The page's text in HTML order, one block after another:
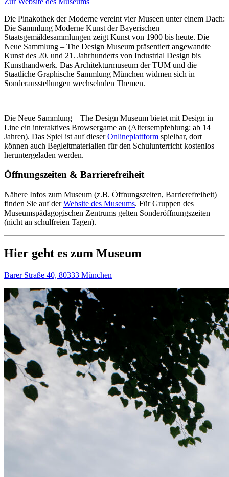
Die Pinakothek der Moderne vereint vier Museen unter einem Dach:
Die Sammlung Moderne Kunst der Bayerischen
Staatsgemäldesammlungen zeigt Kunst von 1900 bis heute. Die
Neue Sammlung – The Design Museum präsentiert angewandte
Kunst des 20. und 21. Jahrhunderts von Industrial Design bis
Kunsthandwerk. Das Architekturmuseum der TUM und die
Staatliche Graphische Sammlung München widmen sich in
Sonderausstellungen wechselnden Themen.
Die Neue Sammlung – The Design Museum bietet mit Design in
Line ein interaktives Browsergame an (Altersempfehlung: ab 14
Jahren). Das Spiel ist auf dieserOnlineplattform spielbar, dort
können auch Begleitmaterialien für den Schulunterricht kostenlos
heruntergeladen werden.
Öffnungszeiten & Barrierefreiheit
Nähere Infos zum Museum (z.B. Öffnungszeiten, Barrierefreiheit)
finden Sie auf derWebsite des Museums. Für Gruppen des
Museumspädagogischen Zentrums gelten Sonderöffnungszeiten
(nicht an schulfreien Tagen).
Hier geht es zum Museum
Barer Straße 40, 80333 München